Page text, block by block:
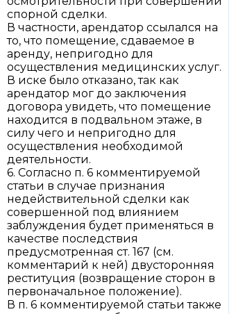
спорной сделки.
В частности, арендатор ссылался на
то, что помещение, сдаваемое в
аренду, непригодно для
осуществления медицинских услуг.
В иске было отказано, так как
арендатор мог до заключения
договора увидеть, что помещение
находится в подвальном этаже, в
силу чего и непригодно для
осуществления необходимой
деятельности.
6. Согласно п. 6 комментируемой
статьи в случае признания
недействительной сделки как
совершенной под влиянием
заблуждения будет применяться в
качестве последствия
предусмотренная ст. 167 (см.
комментарий к ней) двусторонняя
реституция (возвращение сторон в
первоначальное положение).
В п. 6 комментируемой статьи также